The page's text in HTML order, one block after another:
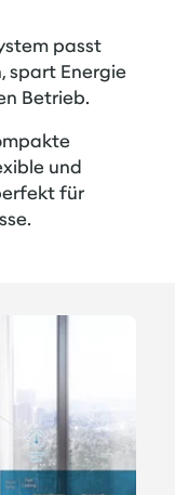
passt
spart Energie
Betrieb.
und
für